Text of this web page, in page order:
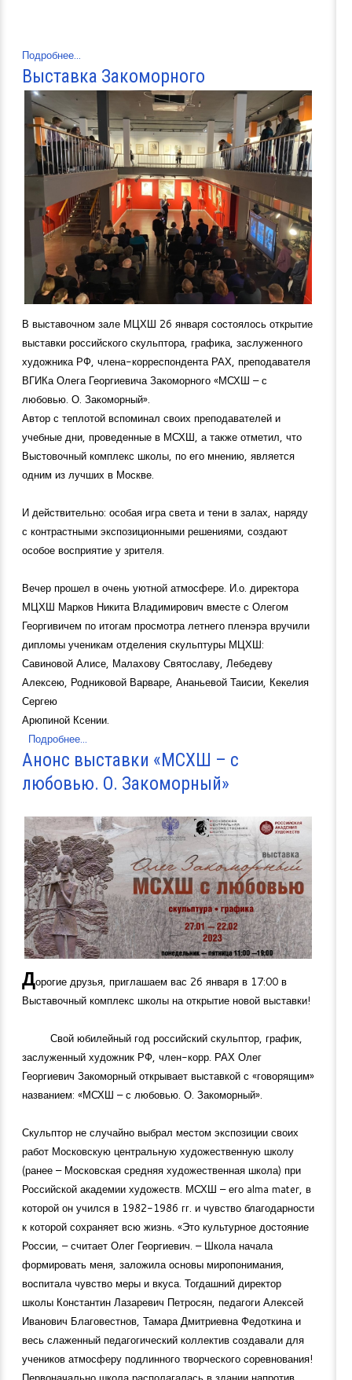
Подробнее...
Выставка Закоморного
В выставочном зале МЦХШ 26 января состоялось открытие
выставки российского скульптора, графика, заслуженного
художника РФ, члена-корреспондента РАХ, преподавателя
ВГИКа Олега Георгиевича Закоморного «МСХШ – с
любовью. О. Закоморный».
Автор с теплотой вспоминал своих преподавателей и
учебные дни, проведенные в МСХШ, а также отметил, что
Выстовочный комплекс школы, по его мнению, является
одним из лучших в Москве.
И действительно: особая игра света и тени в залах, наряду
с контрастными экспозиционными решениями, создают
особое восприятие у зрителя.
Вечер прошел в очень уютной атмосфере. И.о. директора
МЦХШ Марков Никита Владимирович вместе с Олегом
Георгивичем по итогам просмотра летнего пленэра вручили
дипломы ученикам отделения скульптуры МЦХШ:
Савиновой Алисе, Малахову Святославу, Лебедеву
Алексею, Родниковой Варваре, Ананьевой Таисии, Кекелия
Сергею
Арюпиной Ксении.
Подробнее...
Анонс выставки «МСХШ – с
любовью. О. Закоморный»
Дорогие друзья, приглашаем вас 26 января в 17:00 в
Выставочный комплекс школы на открытие новой выставки!
Свой юбилейный год российский скульптор, график,
заслуженный художник РФ, член-корр. РАХ Олег
Георгиевич Закоморный открывает выставкой с «говорящим»
названием: «МСХШ – с любовью. О. Закоморный».
Скульптор не случайно выбрал местом экспозиции своих
работ Московскую центральную художественную школу
(ранее – Московская средняя художественная школа) при
Российской академии художеств. МСХШ – его alma mater, в
которой он учился в 1982-1986 гг. и чувство благодарности
к которой сохраняет всю жизнь. «Это культурное достояние
России, – считает Олег Георгиевич. – Школа начала
формировать меня, заложила основы миропонимания,
воспитала чувство меры и вкуса. Тогдашний директор
школы Константин Лазаревич Петросян, педагоги Алексей
Иванович Благовестнов, Тамара Дмитриевна Федоткина и
весь слаженный педагогический коллектив создавали для
учеников атмосферу подлинного творческого соревнования!